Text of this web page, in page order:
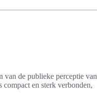
van de publieke perceptie van
en sterk verbonden,